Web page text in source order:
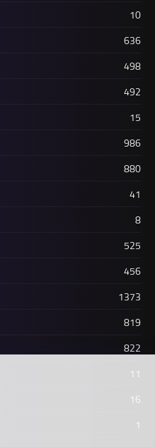
10
636
498
492
15
986
880
41
8
525
456
1373
819
822
11
16
1